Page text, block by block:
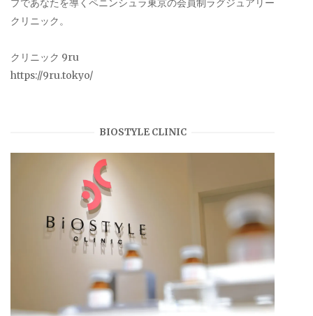
プであなたを導くペニンシュラ東京の会員制ラグジュアリー
クリニック。
クリニック 9ru
https://9ru.tokyo/
BIOSTYLE CLINIC